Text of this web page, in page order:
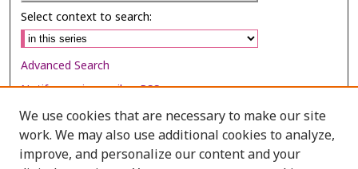
Select context to search:
Advanced Search
Notify me via email orRSS
Browse
Collections
We use cookies that are necessary to make our site
work. We may also use additional cookies to analyze,
improve, and personalize our content and your